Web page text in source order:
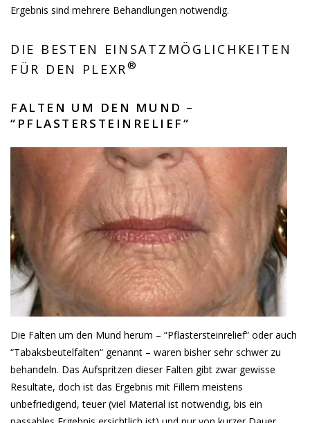
Ergebnis sind mehrere Behandlungen notwendig.
DIE BESTEN EINSATZMÖGLICHKEITEN
FÜR DEN PLEXR®
FALTEN UM DEN MUND –
“PFLASTERSTEINRELIEF“
Die Falten um den Mund herum – “Pflastersteinrelief“ oder auch
“Tabaksbeutelfalten“ genannt – waren bisher sehr schwer zu
behandeln. Das Aufspritzen dieser Falten gibt zwar gewisse
Resultate, doch ist das Ergebnis mit Fillern meistens
unbefriedigend, teuer (viel Material ist notwendig, bis ein